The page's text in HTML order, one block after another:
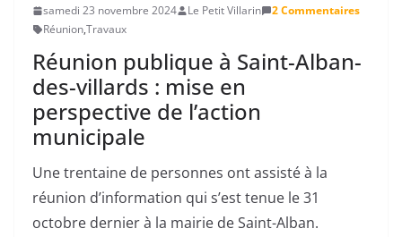
samedi 23 novembre 2024 Le Petit Villarin
2 Commentaires
Réunion,Travaux
Réunion publique à Saint-Alban-
des-villards : mise en
perspective de l’action
municipale
Une trentaine de personnes ont assisté à la
réunion d’information qui s’est tenue le 31
octobre dernier à la mairie de Saint-Alban.